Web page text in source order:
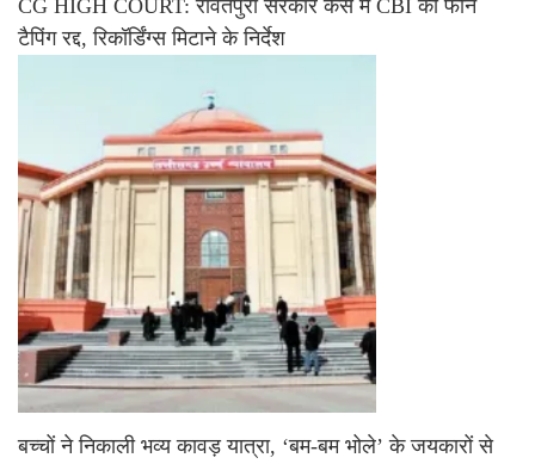
CG HIGH COURT: रावतपुरा सरकार केस में CBI की फोन
टैपिंग रद्द, रिकॉर्डिंग्स मिटाने के निर्देश
बच्चों ने निकाली भव्य कावड़ यात्रा, ‘बम-बम भोले’ के जयकारों से